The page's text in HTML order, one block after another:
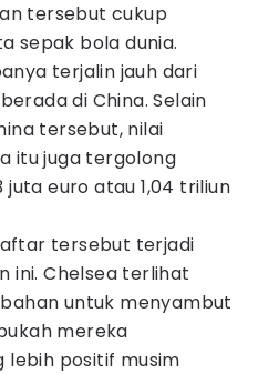
tersebut cukup
sepak bola dunia.
terjalin jauh dari
di China. Selain
tersebut, nilai
itu juga tergolong
euro atau 1,04 triliun
tersebut terjadi
ini. Chelsea terlihat
untuk menyambut
mereka
lebih positif musim